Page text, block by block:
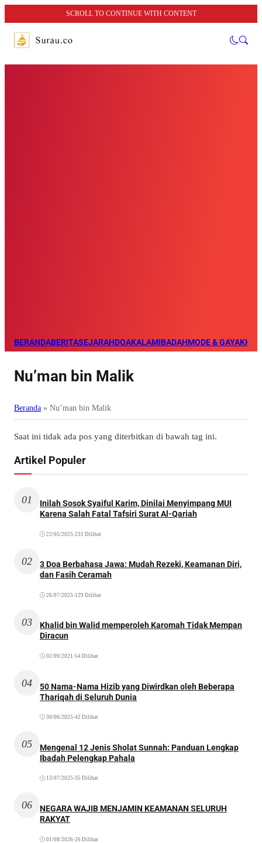
SCROLL TO CONTINUE WITH CONTENT
BERANDABERITASEJARAHDOAKALAMIBADAHMODE & GAYA
Nu’man bin Malik
Beranda » Nu’man bin Malik
Saat ini tidak ada pos yang diterbitkan di bawah tag ini.
Artikel Populer
01
Inilah Sosok Syaiful Karim, Dinilai Menyimpang MUI
Karena Salah Fatal Tafsiri Surat Al-Qariah
22/05/2025 •231 Dilihat
02
3 Doa Berbahasa Jawa: Mudah Rezeki, Keamanan Diri,
dan Fasih Ceramah
26/07/2025 •129 Dilihat
03
Khalid bin Walid memperoleh Karomah Tidak Mempan
Diracun
02/09/2021 •54 Dilihat
04
50 Nama-Nama Hizib yang Diwirdkan oleh Beberapa
Thariqah di Seluruh Dunia
30/06/2025 •42 Dilihat
05
Mengenal 12 Jenis Sholat Sunnah: Panduan Lengkap
Ibadah Pelengkap Pahala
13/07/2025 •35 Dilihat
06
NEGARA WAJIB MENJAMIN KEAMANAN SELURUH
RAKYAT
01/08/2026•26 Dilihat